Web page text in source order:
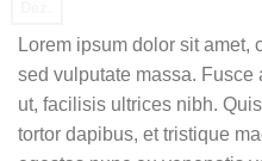
Lorem ipsum dolor sit amet,
sed vulputate massa.
ut, facilisis ultrices nibh.
tortor dapibus, et tristique